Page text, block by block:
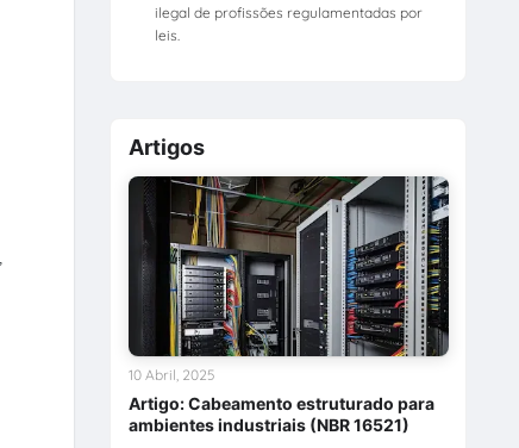
ilegal de profissões regulamentadas por
leis.
Artigos
Artigo: Cabeamento estruturado para
ambientes industriais (NBR 16521)
10 Abril, 2025